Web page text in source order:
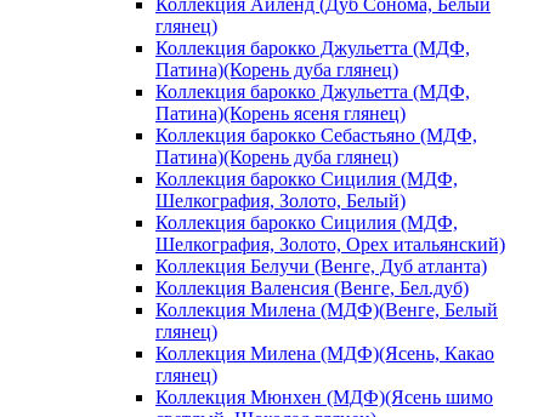
Коллекция Айленд (Дуб Сонома, Белый
глянец)
Коллекция барокко Джульетта (МДФ,
Патина)(Корень дуба глянец)
Коллекция барокко Джульетта (МДФ,
Патина)(Корень ясеня глянец)
Коллекция барокко Себастьяно (МДФ,
Патина)(Корень дуба глянец)
Коллекция барокко Сицилия (МДФ,
Шелкография, Золото, Белый)
Коллекция барокко Сицилия (МДФ,
Шелкография, Золото, Орех итальянский)
Коллекция Белучи (Венге, Дуб атланта)
Коллекция Валенсия (Венге, Бел.дуб)
Коллекция Милена (МДФ)(Венге, Белый
глянец)
Коллекция Милена (МДФ)(Ясень, Какао
глянец)
Коллекция Мюнхен (МДФ)(Ясень шимо